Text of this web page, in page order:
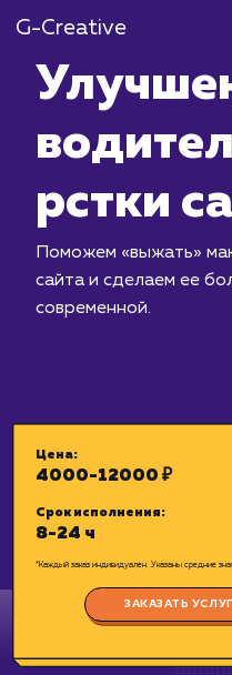
G-Creative
современной.
4000-12000